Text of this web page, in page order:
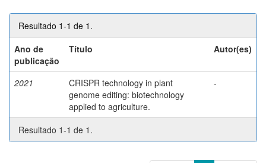
Resultado 1-1 de 1.
Ano de
publicação
Título Autor(es)
2021
CRISPR technology in plant
genome editing: biotechnology
applied to agriculture.
-
Resultado 1-1 de 1.